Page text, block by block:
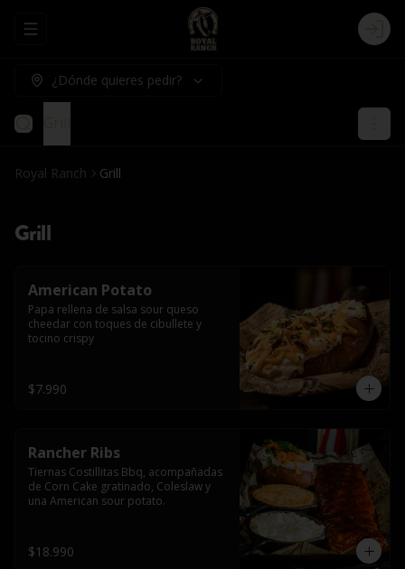
Abrir menu de navegación Login
¿Dónde quieres pedir?
Royal Ranch Grill
Grill
American Potato
Papa rellena de salsa sour queso
cheedar con toques de cibullete y
tocino crispy
$7.990
Rancher Ribs
Tiernas Costillitas Bbq, acompañadas
de Corn Cake gratinado, Coleslaw y
una American sour potato.
$18.990